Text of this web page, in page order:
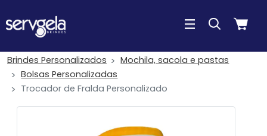
Brindes Personalizados
Mochila, sacola e pastas
Bolsas Personalizadas
Trocador de Fralda Personalizado